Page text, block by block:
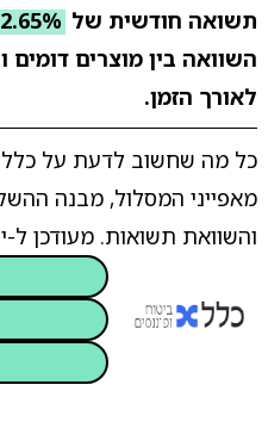
תשואה חודשית של 2.65%
השוואה בין מוצרים
לאורך הזמן.
כל מה שחשוב לדעת על כלל
מאפייני המסלול, מבנה
והשוואת תשואות. מעודכן ל-